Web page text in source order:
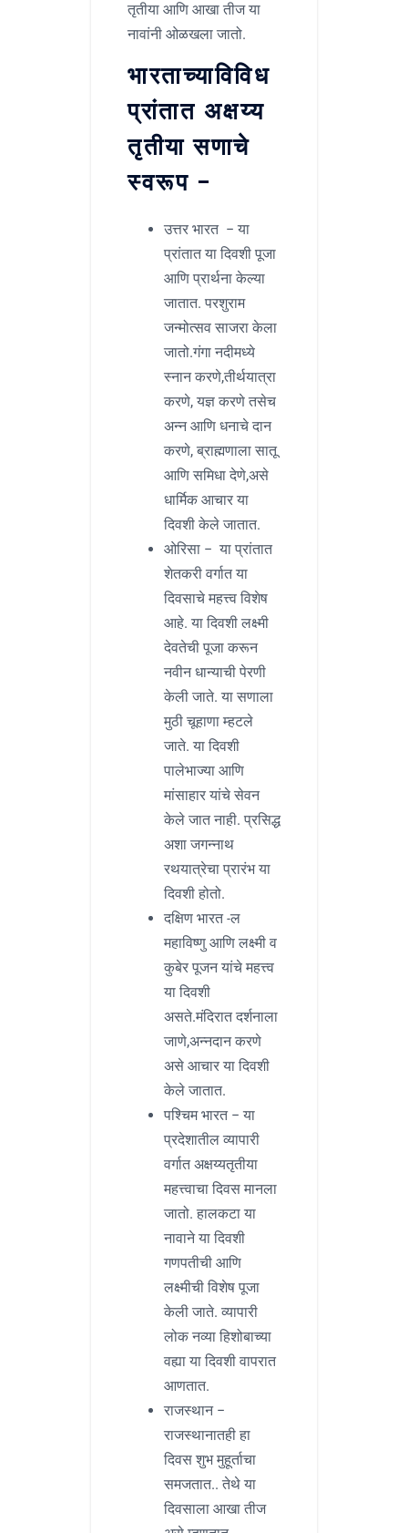
तृतीया आणि आखा तीज या
नावांनी ओळखला जातो.
भारताच्याविविध
प्रांतात अक्षय्य
तृतीया सणाचे
स्वरूप –
उत्तर भारत – या
प्रांतात या दिवशी पूजा
आणि प्रार्थना केल्या
जातात. परशुराम
जन्मोत्सव साजरा केला
जातो.गंगा नदीमध्ये
स्नान करणे,तीर्थयात्रा
करणे, यज्ञ करणे तसेच
अन्न आणि धनाचे दान
करणे, ब्राह्मणाला सातू
आणि समिधा देणे,असे
धार्मिक आचार या
दिवशी केले जातात.
ओरिसा – या प्रांतात
शेतकरी वर्गात या
दिवसाचे महत्त्व विशेष
आहे. या दिवशी लक्ष्मी
देवतेची पूजा करून
नवीन धान्याची पेरणी
केली जाते. या सणाला
मुठी चूहाणा म्हटले
जाते. या दिवशी
पालेभाज्या आणि
मांसाहार यांचे सेवन
केले जात नाही. प्रसिद्ध
अशा जगन्नाथ
रथयात्रेचा प्रारंभ या
दिवशी होतो.
दक्षिण भारत -ल
महाविष्णु आणि लक्ष्मी व
कुबेर पूजन यांचे महत्त्व
या दिवशी
असते.मंदिरात दर्शनाला
जाणे,अन्नदान करणे
असे आचार या दिवशी
केले जातात.
पश्चिम भारत – या
प्रदेशातील व्यापारी
वर्गात अक्षय्यतृतीया
महत्त्वाचा दिवस मानला
जातो. हालकटा या
नावाने या दिवशी
गणपतीची आणि
लक्ष्मीची विशेष पूजा
केली जाते. व्यापारी
लोक नव्या हिशोबाच्या
वह्या या दिवशी वापरात
आणतात.
राजस्थान –
राजस्थानातही हा
दिवस शुभ मुहूर्ताचा
समजतात.. तेथे या
दिवसाला आखा तीज